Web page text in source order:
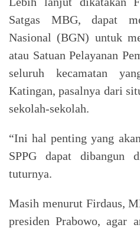
Satgas MBG, dapat
Nasional (BGN) untuk
atau Satuan Pelayanan
seluruh kecamatan
Katingan, pasalnya dari
sekolah-sekolah.
“Ini hal penting yang
SPPG dapat dibangun
tuturnya.
Masih menurut Firdaus,
presiden Prabowo, agar